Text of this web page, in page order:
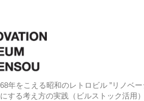
年をこえる昭和のレトロビル ”リノベ
する考え方の実践（ビルストック活用